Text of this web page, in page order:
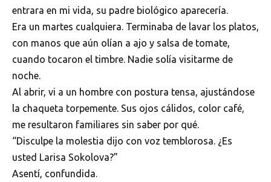
entrara en mi vida, su padre biológico aparecería.
Era un martes cualquiera. Terminaba de lavar los platos,
con manos que aún olían a ajo y salsa de tomate,
cuando tocaron el timbre. Nadie solía visitarme de
noche.
Al abrir, vi a un hombre con postura tensa, ajustándose
la chaqueta torpemente. Sus ojos cálidos, color café,
me resultaron familiares sin saber por qué.
“Disculpe la molestia dijo con voz temblorosa. ¿Es
usted Larisa Sokolova?”
Asentí, confundida.